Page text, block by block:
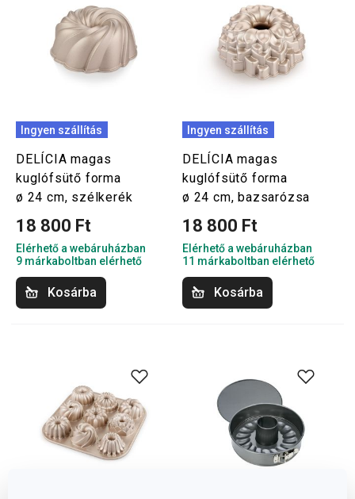
Ingyen szállítás
DELÍCIA magas
kuglófsütő forma
ø 24 cm, szélkerék
18 800 Ft
Elérhető a webáruházban
9 márkaboltban elérhető
Kosárba
Ingyen szállítás
DELÍCIA magas
kuglófsütő forma
ø 24 cm, bazsarózsa
18 800 Ft
Elérhető a webáruházban
11 márkaboltban elérhető
Kosárba